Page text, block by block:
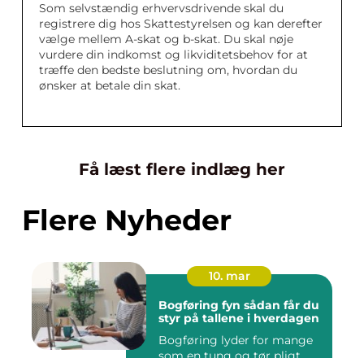
Som selvstændig erhvervsdrivende skal du
registrere dig hos Skattestyrelsen og kan derefter
vælge mellem A-skat og b-skat. Du skal nøje
vurdere din indkomst og likviditetsbehov for at
træffe den bedste beslutning om, hvordan du
ønsker at betale din skat.
Få læst flere indlæg her
Flere Nyheder
10. mar
Bogføring fyn sådan får du
styr på tallene i hverdagen
Bogføring lyder for mange